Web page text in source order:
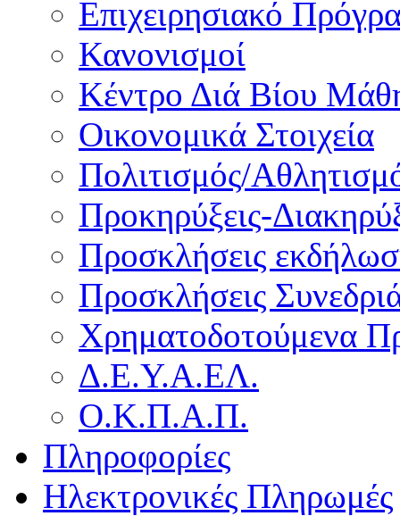
Επιχειρησιακό
Κανονισμοί
Κέντρο Διά Βίου
Οικονομικά Στοιχεία
Πολιτισμός/
Προκηρύξεις-
Προσκλήσεις
Προσκλήσεις
Χρηματοδοτούμενα
Δ.Ε.Υ.Α.ΕΛ.
Ο.Κ.Π.Α.Π.
Πληροφορίες
Ηλεκτρονικές Πληρωμές